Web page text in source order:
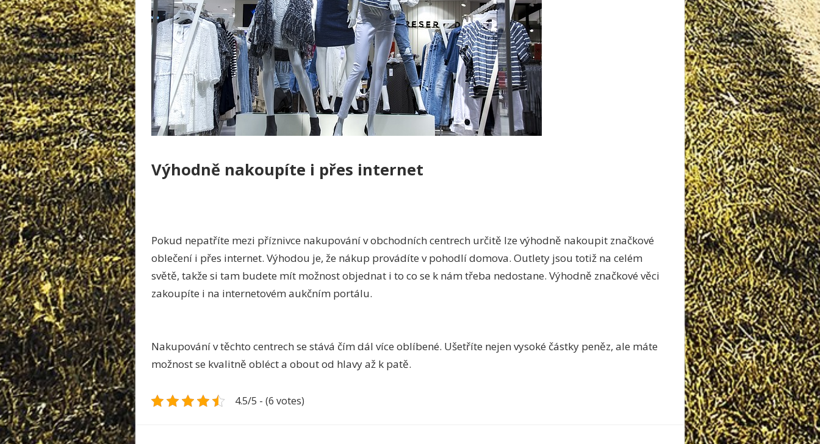
Výhodně nakoupíte i přes internet
Pokud nepatříte mezi příznivce nakupování v obchodních centrech určitě lze výhodně nakoupit značkové
oblečení i přes internet. Výhodou je, že nákup provádíte v pohodlí domova. Outlety jsou totiž na celém
světě, takže si tam budete mít možnost objednat i to co se k nám třeba nedostane. Výhodně značkové věci
zakoupíte i na internetovém aukčním portálu.
Nakupování v těchto centrech se stává čím dál více oblíbené. Ušetříte nejen vysoké částky peněz, ale máte
možnost se kvalitně obléct a obout od hlavy až k patě.
4.5/5 - (6 votes)